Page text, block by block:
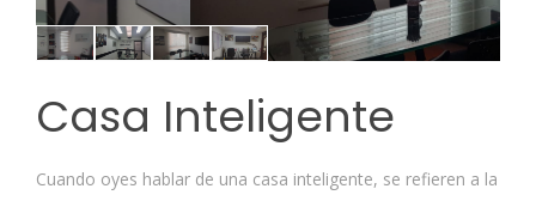
Casa Inteligente
Cuando oyes hablar de una casa inteligente, se refieren a la